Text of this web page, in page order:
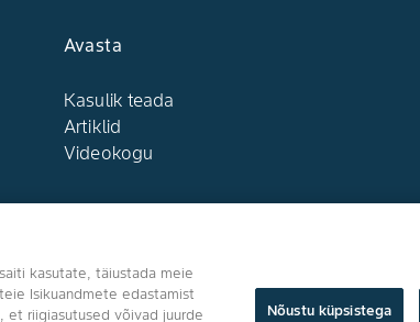
Avasta
Kasulik teada
Artiklid
Videokogu
Jälgi meid
kasutate, täiustada meie
Isikuandmete edastamist
riigiasutused võivad juurde
Nõustu küpsistega